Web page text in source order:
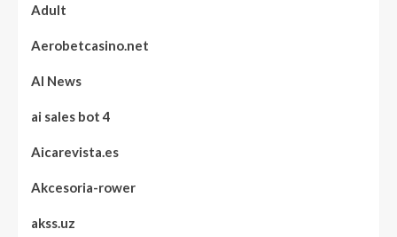
Adult
Aerobetcasino.net
AI News
ai sales bot 4
Aicarevista.es
Akcesoria-rower
akss.uz